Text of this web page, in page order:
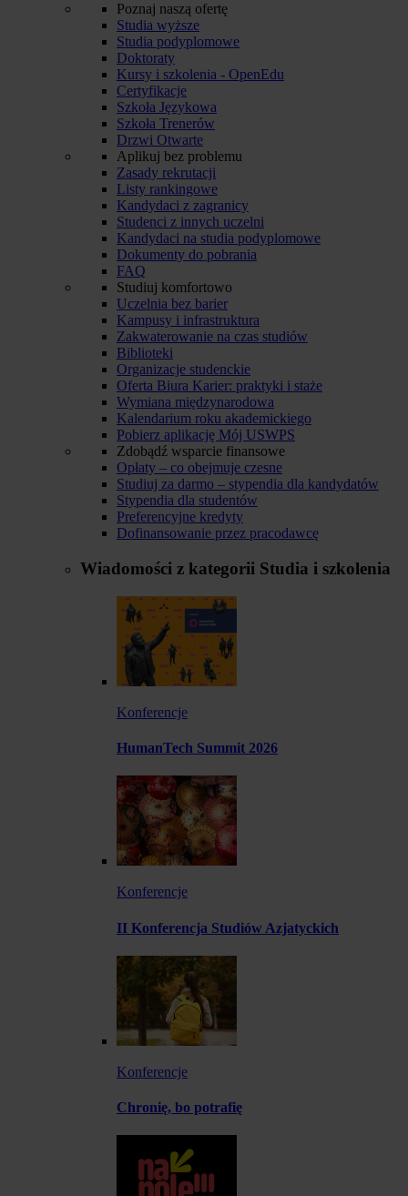
Poznaj naszą ofertę
Studia wyższe
Studia podyplomowe
Doktoraty
Kursy i szkolenia - OpenEdu
Certyfikacje
Szkoła Językowa
Szkoła Trenerów
Drzwi Otwarte
Aplikuj bez problemu
Zasady rekrutacji
Listy rankingowe
Kandydaci z zagranicy
Studenci z innych uczelni
Kandydaci na studia podyplomowe
Dokumenty do pobrania
FAQ
Studiuj komfortowo
Uczelnia bez barier
Kampusy i infrastruktura
Zakwaterowanie na czas studiów
Biblioteki
Organizacje studenckie
Oferta Biura Karier: praktyki i staże
Wymiana międzynarodowa
Kalendarium roku akademickiego
Pobierz aplikację Mój USWPS
Zdobądź wsparcie finansowe
Opłaty – co obejmuje czesne
Studiuj za darmo – stypendia dla kandydatów
Stypendia dla studentów
Preferencyjne kredyty
Dofinansowanie przez pracodawcę
Wiadomości z kategorii Studia i szkolenia
Konferencje
HumanTech Summit 2026
Konferencje
II Konferencja Studiów Azjatyckich
Konferencje
Chronię, bo potrafię